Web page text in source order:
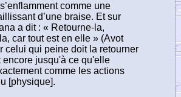
comme une
d’une braise. Et sur
a dit : « Retourne-la,
car tout est en elle » (Avot
celui qui peine doit la retourner
encore jusqu'à ce qu'elle
comme les actions
[physique].